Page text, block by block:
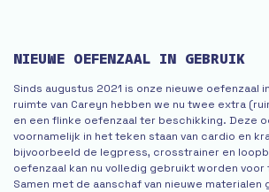
NIEUWE OEFENZAAL IN GEBRUIK
Sinds augustus 2021 is onze nieuwe oefenzaal
ruimte van Careyn hebben we nu twee extra
en een flinke oefenzaal ter beschikking. Deze
voornamelijk in het teken staan van cardio en
bijvoorbeeld de legpress, crosstrainer en
oefenzaal kan nu volledig gebruikt worden
Samen met de aanschaf van nieuwe